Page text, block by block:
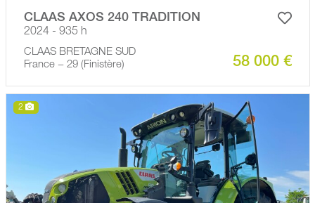
CLAAS AXOS 240 TRADITION
2024 - 935 h
CLAAS BRETAGNE SUD
France − 29 (Finistère)
58 000 €
2